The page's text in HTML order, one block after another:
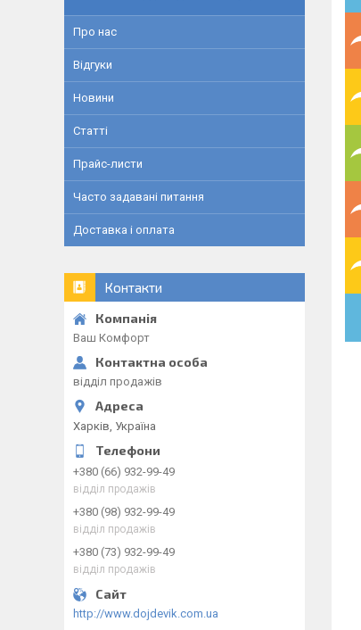
Про нас
Відгуки
Новини
Статті
Прайс-листи
Часто задавані питання
Доставка і оплата
Контакти
Ваш Комфорт
відділ продажів
Харків, Україна
+380 (66) 932-99-49
відділ продажів
+380 (98) 932-99-49
відділ продажів
+380 (73) 932-99-49
відділ продажів
http://www.dojdevik.com.ua